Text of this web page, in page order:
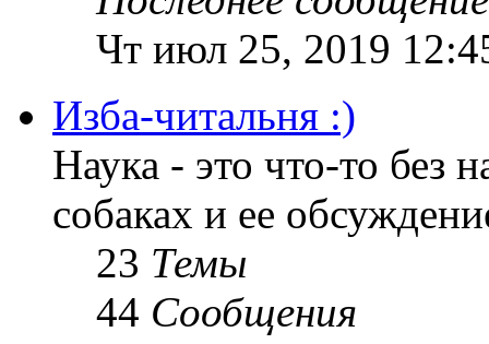
Чт июл 25, 2019
Изба-читальня :)
Наука - это что-то без
собаках и ее
23 Темы
44 Сообщения